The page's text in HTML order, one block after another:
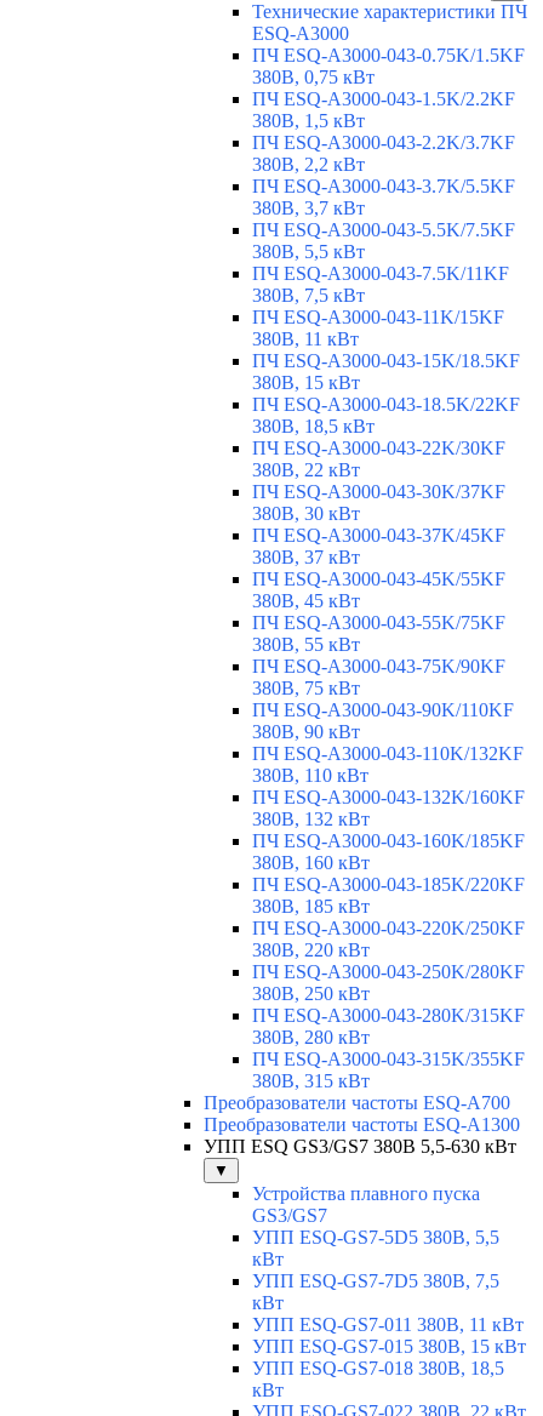
Технические характеристики ПЧ
ESQ-A3000
ПЧ ESQ-A3000-043-0.75K/1.5KF
380В, 0,75 кВт
ПЧ ESQ-A3000-043-1.5K/2.2KF
380В, 1,5 кВт
ПЧ ESQ-A3000-043-2.2K/3.7KF
380В, 2,2 кВт
ПЧ ESQ-A3000-043-3.7K/5.5KF
380В, 3,7 кВт
ПЧ ESQ-A3000-043-5.5K/7.5KF
380В, 5,5 кВт
ПЧ ESQ-A3000-043-7.5K/11KF
380В, 7,5 кВт
ПЧ ESQ-A3000-043-11K/15KF
380В, 11 кВт
ПЧ ESQ-A3000-043-15K/18.5KF
380В, 15 кВт
ПЧ ESQ-A3000-043-18.5K/22KF
380В, 18,5 кВт
ПЧ ESQ-A3000-043-22K/30KF
380В, 22 кВт
ПЧ ESQ-A3000-043-30K/37KF
380В, 30 кВт
ПЧ ESQ-A3000-043-37K/45KF
380В, 37 кВт
ПЧ ESQ-A3000-043-45K/55KF
380В, 45 кВт
ПЧ ESQ-A3000-043-55K/75KF
380В, 55 кВт
ПЧ ESQ-A3000-043-75K/90KF
380В, 75 кВт
ПЧ ESQ-A3000-043-90K/110KF
380В, 90 кВт
ПЧ ESQ-A3000-043-110K/132KF
380В, 110 кВт
ПЧ ESQ-A3000-043-132K/160KF
380В, 132 кВт
ПЧ ESQ-A3000-043-160K/185KF
380В, 160 кВт
ПЧ ESQ-A3000-043-185K/220KF
380В, 185 кВт
ПЧ ESQ-A3000-043-220K/250KF
380В, 220 кВт
ПЧ ESQ-A3000-043-250K/280KF
380В, 250 кВт
ПЧ ESQ-A3000-043-280K/315KF
380В, 280 кВт
ПЧ ESQ-A3000-043-315K/355KF
380В, 315 кВт
Преобразователи частоты ESQ-A700
Преобразователи частоты ESQ-A1300
УПП ESQ GS3/GS7 380В 5,5-630 кВт
▼
Устройства плавного пуска
GS3/GS7
УПП ESQ-GS7-5D5 380В, 5,5
кВт
УПП ESQ-GS7-7D5 380В, 7,5
кВт
УПП ESQ-GS7-011 380В, 11 кВт
УПП ESQ-GS7-015 380В, 15 кВт
УПП ESQ-GS7-018 380В, 18,5
кВт